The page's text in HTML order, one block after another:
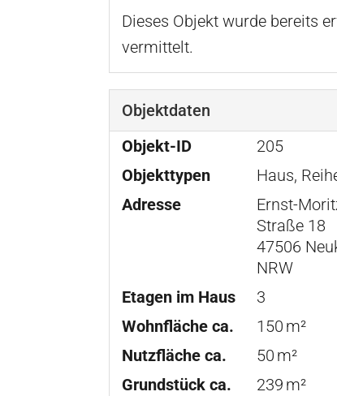
Dieses Objekt wurde bereits
vermittelt.
Objektdaten
Objekt-ID
205
Objekttypen
Haus,
Adresse
Ernst-
Straße 18
47506
NRW
Etagen im Haus
3
Wohnfläche ca.
150 m²
Nutzfläche ca.
50 m²
Grund­stück ca.
239 m²